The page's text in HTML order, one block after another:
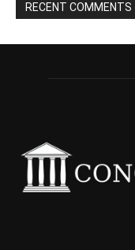
RECENT COMMENTS